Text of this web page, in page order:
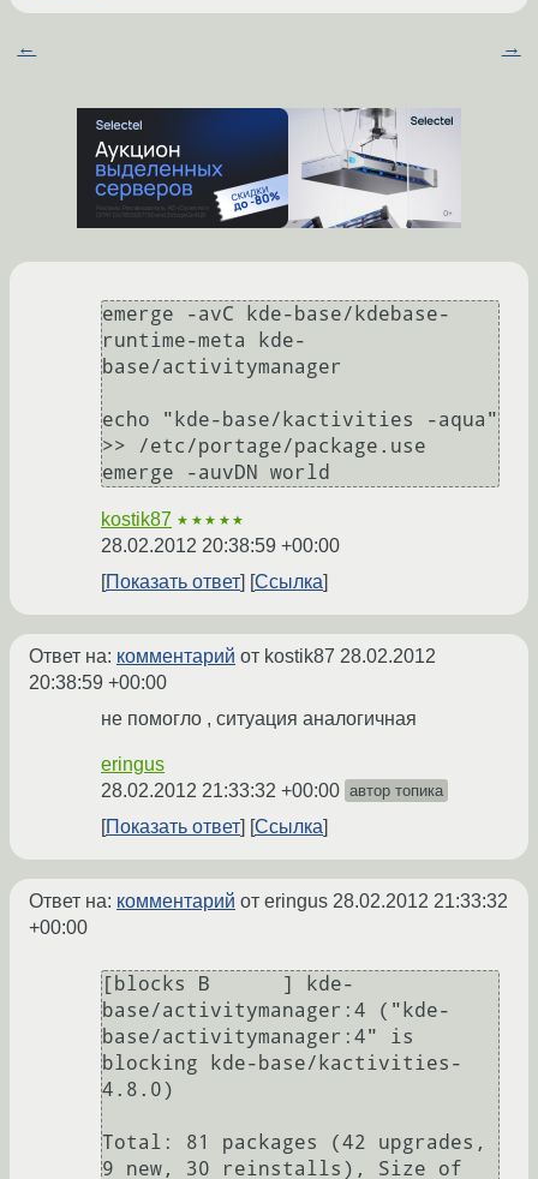
← →
emerge -avC kde-base/kdebase-
runtime-meta kde-
base/activitymanager
echo "kde-base/kactivities -aqua"
>> /etc/portage/package.use
kostik87 ★★★★★
28.02.2012 20:38:59 +00:00
Показать ответ
Ссылка
Ответ на: комментарий от kostik87 28.02.2012
20:38:59 +00:00
не помогло , ситуация аналогичная
eringus
28.02.2012 21:33:32 +00:00 автор топика
Показать ответ Ссылка
Ответ на: комментарий от eringus 28.02.2012 21:33:32
+00:00
[blocks B      ] kde-
base/activitymanager:4 ("kde-
base/activitymanager:4" is
blocking kde-base/kactivities-
4.8.0)
Total: 81 packages (42 upgrades,
9 new, 30 reinstalls), Size of